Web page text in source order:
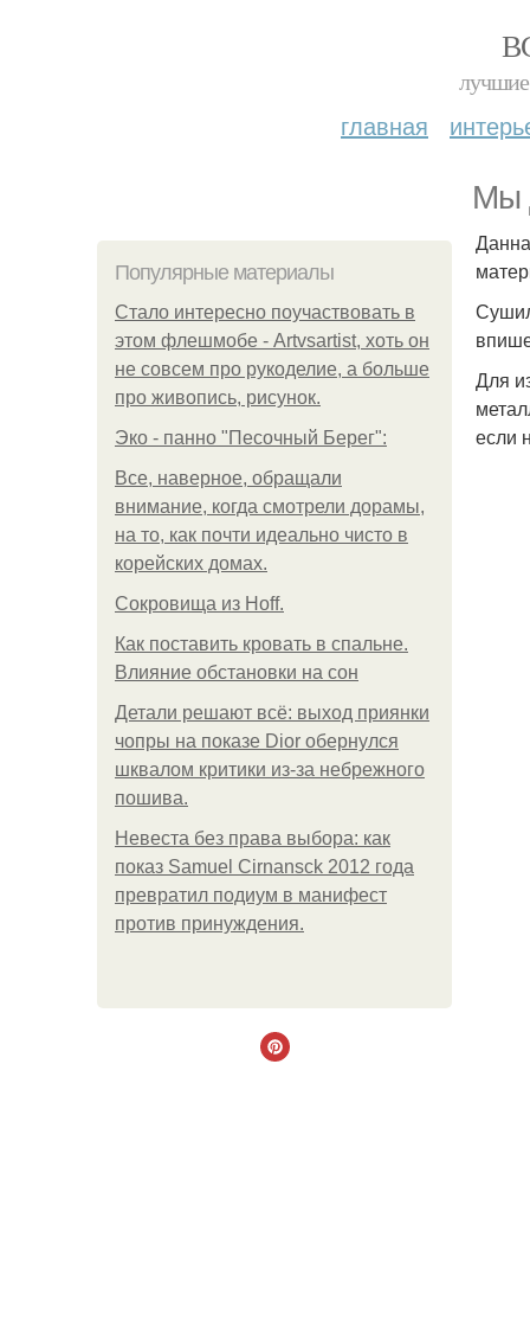
лучшие
главная
Мы
Популярные материалы
Стало интересно поучаствовать в
этом флешмобе - Artvsartist, хоть он
не совсем про рукоделие, а больше
про живопись, рисунок.
Эко - панно "Песочный Берег":
Все, наверное, обращали
внимание, когда смотрели дорамы,
на то, как почти идеально чисто в
корейских домах.
Сокровища из Hoff.
Как поставить кровать в спальне.
Влияние обстановки на сон
Детали решают всё: выход приянки
чопры на показе Dior обернулся
шквалом критики из-за небрежного
пошива.
Невеста без права выбора: как
показ Samuel Cirnansck 2012 года
превратил подиум в манифест
против принуждения.
Для
если